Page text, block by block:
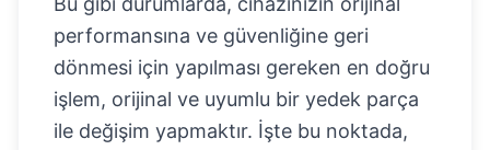
performansına ve güvenliğine geri
dönmesi için yapılması gereken en doğru
işlem, orijinal ve uyumlu bir yedek parça
ile değişim yapmaktır. İşte bu noktada,